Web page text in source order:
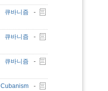
큐바니즘 -
큐바니즘 -
큐바니즘 -
Cubanism -